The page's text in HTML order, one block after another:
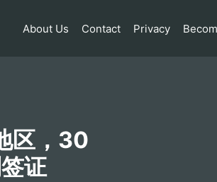
About Us Contact Privacy
区，30
证